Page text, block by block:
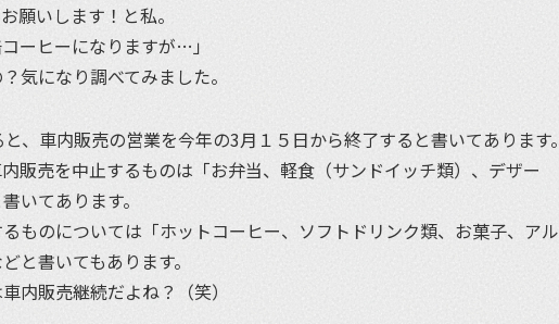
願いします！と私。
ーヒーになりますが…」
気になり調べてみました。
と、車内販売の営業を今年の3月１５日から終了すると書いてあります。
販売を中止するものは「お弁当、軽食（サンドイッチ類）、デザー
いてあります。
ものについては「ホットコーヒー、ソフトドリンク類、お菓子、アル
と書いてもあります。
内販売継続だよね？（笑）